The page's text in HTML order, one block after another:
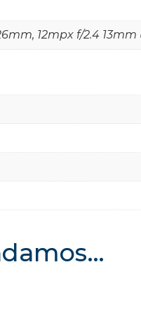
12mpx f/2.4